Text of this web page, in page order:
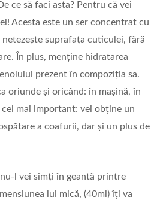
ce să faci asta? Pentru că vei
Acesta este un ser concentrat cu
suprafața cuticulei, fără
În plus, menține hidratarea
prezent în compoziția sa.
oriunde și oricând: în mașină, în
mai important: vei obține un
a coafurii, dar și un plus de
l vei simți în geantă printre
lui mică, (40ml) îți va